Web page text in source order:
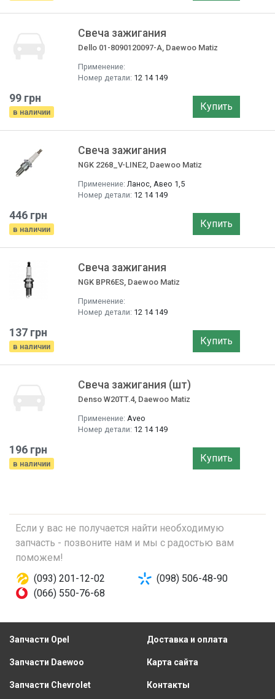
Свеча зажигания
Dello 01-8090120097-A, Daewoo Matiz
Применение:
Номер детали: 12 14 149
99 грн
в наличии Купить
Свеча зажигания
NGK 2268_V-LINE2, Daewoo Matiz
Применение: Ланос, Авео 1,5
Номер детали: 12 14 149
446 грн
в наличии Купить
Свеча зажигания
NGK BPR6ES, Daewoo Matiz
Применение:
Номер детали: 12 14 149
137 грн
в наличии Купить
Свеча зажигания (шт)
Denso W20TT.4, Daewoo Matiz
Применение: Aveo
Номер детали: 12 14 149
196 грн
в наличии Купить
Если у вас не получается найти необходимую
запчасть - позвоните нам и мы с радостью вам
поможем!
(093) 201-12-02
(098) 506-48-90
(066) 550-76-68
Запчасти Opel
Запчасти Daewoo
Запчасти Chevrolet
Доставка и оплата
Карта сайта
Контакты